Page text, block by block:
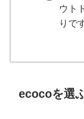
ウト
りで
ecocoを選